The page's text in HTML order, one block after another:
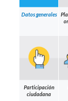
Datos generales
Participación
ciudadana